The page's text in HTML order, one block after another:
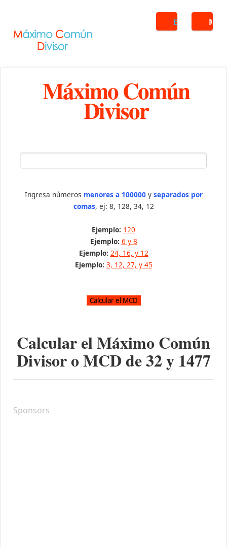
Buscar
Máximo Común
Divisor
Ingresa números menores a 100000y separados por
comas, ej: 8, 128, 34, 12
Ejemplo: 120
Ejemplo: 6 y 8
Ejemplo: 24, 16, y 12
Ejemplo: 3, 12, 27, y 45
Calcular el Máximo Común
Divisor o MCD de32y 1477
Sponsors